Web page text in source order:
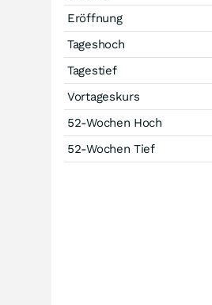
Eröffnung
Tageshoch
Tagestief
Vortageskurs
52-Wochen Hoch
52-Wochen Tief